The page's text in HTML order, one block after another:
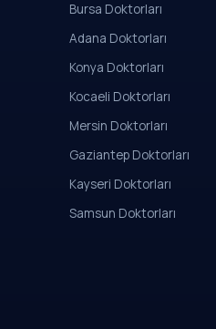
Bursa Doktorları
Adana Doktorları
Konya Doktorları
Kocaeli Doktorları
Mersin Doktorları
Gaziantep Doktorları
Kayseri Doktorları
Samsun Doktorları